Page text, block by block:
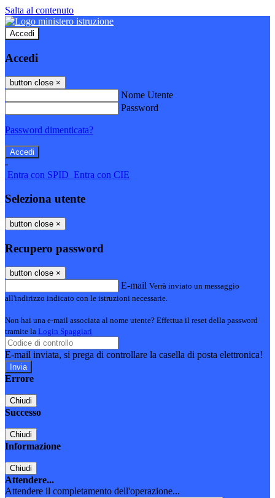
Salta al contenuto
Accedi
Accedi
button close ×
Nome Utente
Password
Password dimenticata?
-
Entra con SPID Entra con CIE
Seleziona utente
button close ×
Recupero password
button close ×
E-mail Verrà inviato un messaggio
all'indirizzo indicato con le istruzioni necessarie.
Non hai una e-mail associata al nome utente? Effettua il reset della password
tramite la Login Spaggiari
E-mail inviata, si prega di controllare la casella di posta elettronica!
Errore
Chiudi
Successo
Chiudi
Informazione
Chiudi
Attendere...
Attendere il completamento dell'operazione...